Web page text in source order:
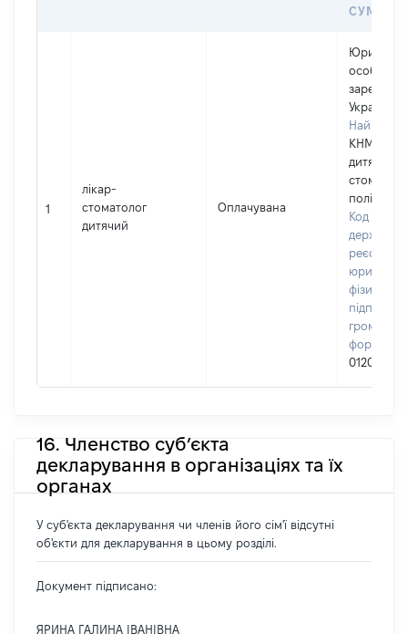
1
лікар-
стоматолог
дитячий
Оплачувана
Юридична
особа,
Україні
КНМП
дитяча
Код в
реєстрі
фізичних
01204236
16. Членство суб’єкта
декларування в організаціях та їх
органах
У суб'єкта декларування чи членів його сім'ї відсутні
об'єкти для декларування в цьому розділі.
Документ підписано:
ЯРИНА ГАЛИНА ІВАНІВНА